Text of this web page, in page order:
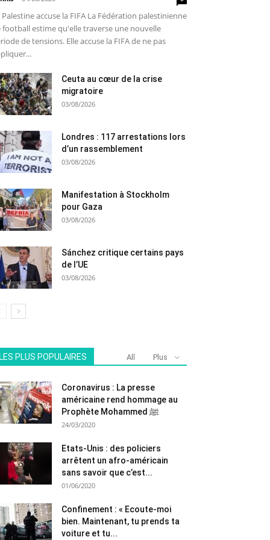
Palestine accuse la FIFA La Fédération palestinienne
football estime qu'elle traverse une nouvelle
de tensions. Elle accuse la FIFA de ne pas
Ceuta au cœur de la crise
migratoire
03/08/2026
Londres : 117 arrestations lors
d’un rassemblement
03/08/2026
Manifestation à Stockholm
pour Gaza
03/08/2026
Sánchez critique certains pays
de l’UE
03/08/2026
LES PLUS POPULAIRES All Plus
Coronavirus : La presse
américaine rend hommage au
Prophète Mohammed ﷺ
24/03/2020
Etats-Unis : des policiers
arrêtent un afro-américain
sans savoir que c’est...
01/06/2020
Confinement : « Ecoute-moi
bien. Maintenant, tu prends ta
voiture et tu...